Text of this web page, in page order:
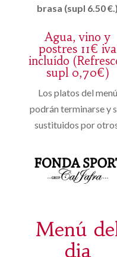
brasa (supl 6.50 €.)
Agua, vino y
postres 11€ iva
incluído
supl 0,70€)
Los platos del menú
podrán terminarse y
sustituidos por
Menú
dia